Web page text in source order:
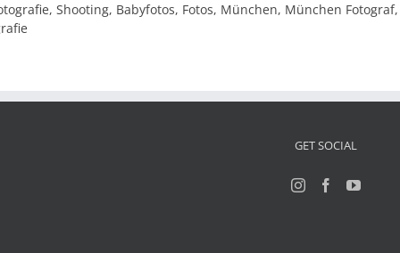
Shooting, Babyfotos, Fotos, München, München
GET SOCIAL